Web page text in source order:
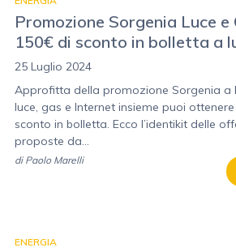
Promozione Sorgenia Luce e
150€ di sconto in bolletta a
25 Luglio 2024
Approfitta della promozione Sorgenia a
luce, gas e Internet insieme puoi
sconto in bolletta. Ecco l’identikit delle
proposte da...
di Paolo Marelli
ENERGIA